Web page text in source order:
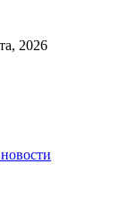
2026